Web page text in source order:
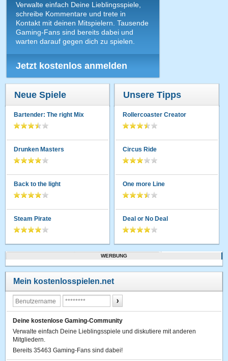
Verwalte einfach Deine Lieblingsspiele,
schreibe Kommentare und trete in
Kontakt mit deinen Mitspielern. Tausende
Gaming-Fans sind bereits dabei und
warten darauf gegen dich zu spielen.
Jetzt kostenlos anmelden
Neue Spiele
Bartender: The right Mix
Drunken Masters
Back to the light
Steam Pirate
Unsere Tipps
Rollercoaster Creator
Circus Ride
One more Line
Deal or No Deal
WERBUNG
Mein kostenlosspielen.net
Deine kostenlose Gaming-Community
Verwalte einfach Deine Lieblingsspiele und diskutiere mit anderen
Mitgliedern.
Bereits 35463 Gaming-Fans sind dabei!